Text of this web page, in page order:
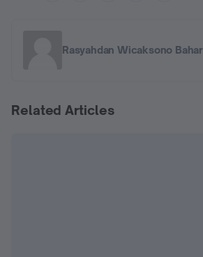
Rasyahdan Wicaksono Bahar
Related Articles